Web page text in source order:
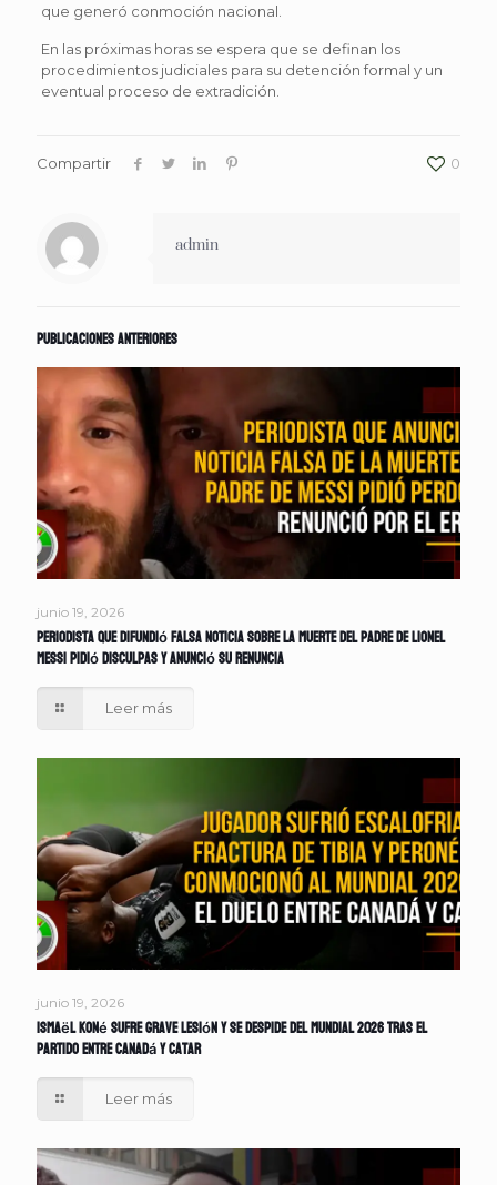
que generó conmoción nacional.
En las próximas horas se espera que se definan los
procedimientos judiciales para su detención formal y un
eventual proceso de extradición.
Compartir 0
admin
Publicaciones anteriores
junio 19, 2026
Periodista que difundió falsa noticia sobre la muerte del padre de Lionel
Messi pidió disculpas y anunció su renuncia
Leer más
junio 19, 2026
Ismaël Koné sufre grave lesión y se despide del Mundial 2026 tras el
partido entre Canadá y Catar
Leer más